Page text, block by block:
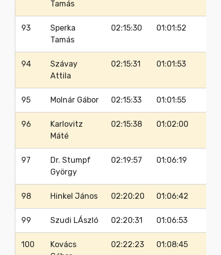
Tamás
93
Sperka
Tamás
02:15:30 01:01:52
94
Szávay
Attila
02:15:31 01:01:53
95 Molnár Gábor 02:15:33 01:01:55
96
Karlovitz
Máté
02:15:38 01:02:00
97
Dr. Stumpf
György
02:19:57 01:06:19
98 Hinkel János 02:20:20 01:06:42
99 Szudi LÁszló 02:20:31 01:06:53
100
Kovács
02:22:23 01:08:45